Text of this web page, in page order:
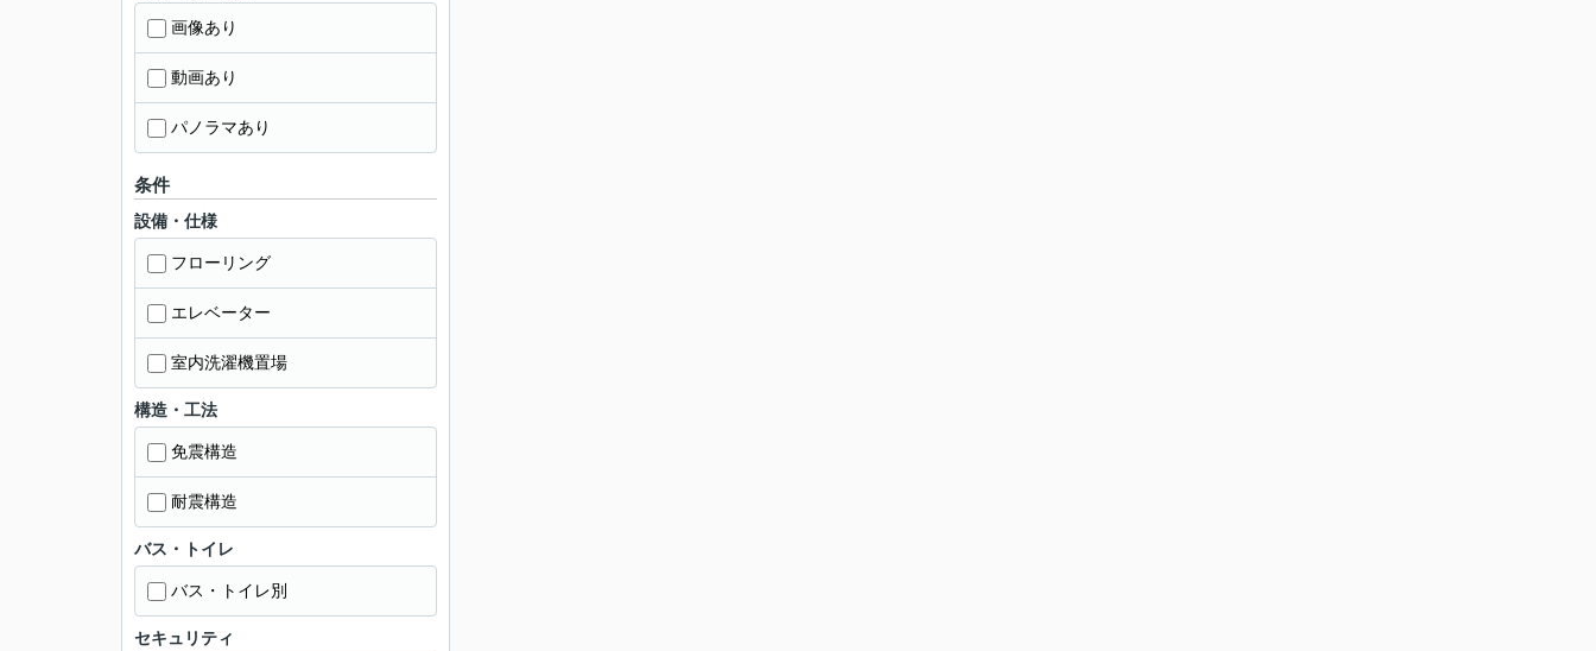
画像あり
動画あり
パノラマあり
条件
設備・仕様
フローリング
エレベーター
室内洗濯機置場
構造・工法
免震構造
耐震構造
バス・トイレ
バス・トイレ別
セキュリティ